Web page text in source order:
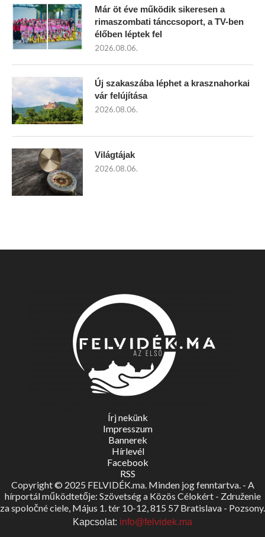
Már öt éve működik sikeresen a
rimaszombati tánccsoport, a TV-ben
élőben léptek fel
2026.08.06.
Új szakaszába léphet a krasznahorkai
vár felújítása
2026.08.06.
Világtájak
2026.08.06.
Írj nekünk
Impresszum
Bannerek
Hírlevél
Facebook
RSS
Copyright © 2025 FELVIDÉK.ma. Minden jog fenntartva. - A
hírportál működtetője: Szövetség a Közös Célokért - Združenie
za spoločné ciele, Május 1. tér 10-12, 815 57 Bratislava - Pozsony.
Kapcsolat: info@felvidek.ma